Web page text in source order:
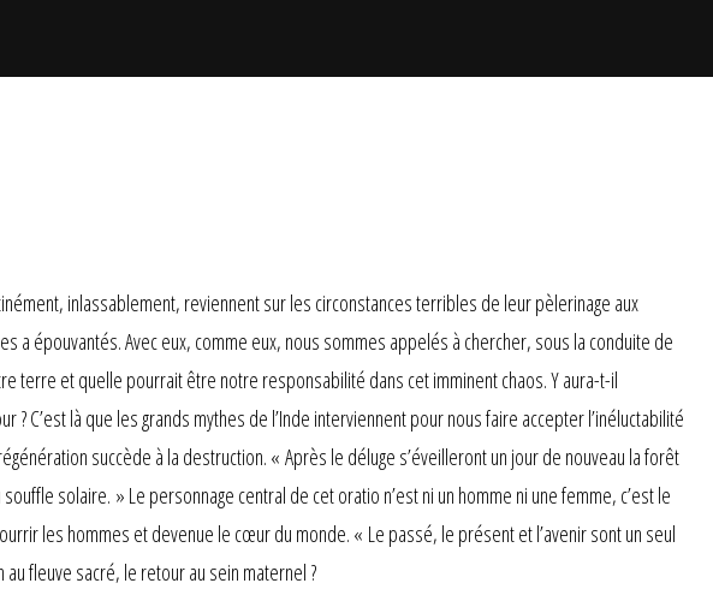
inlassablement, reviennent sur les circonstances terribles de leur pèlerinage aux
a épouvantés. Avec eux, comme eux, nous sommes appelés à chercher, sous la conduite de
terre et quelle pourrait être notre responsabilité dans cet imminent chaos. Y aura-t-il
C’est là que les grands mythes de l’Inde interviennent pour nous faire accepter l’inéluctabilité
succède à la destruction. « Après le déluge s’éveilleront un jour de nouveau la forêt
solaire. » Le personnage central de cet oratio n’est ni un homme ni une femme, c’est le
les hommes et devenue le cœur du monde. « Le passé, le présent et l’avenir sont un seul
fleuve sacré, le retour au sein maternel ?